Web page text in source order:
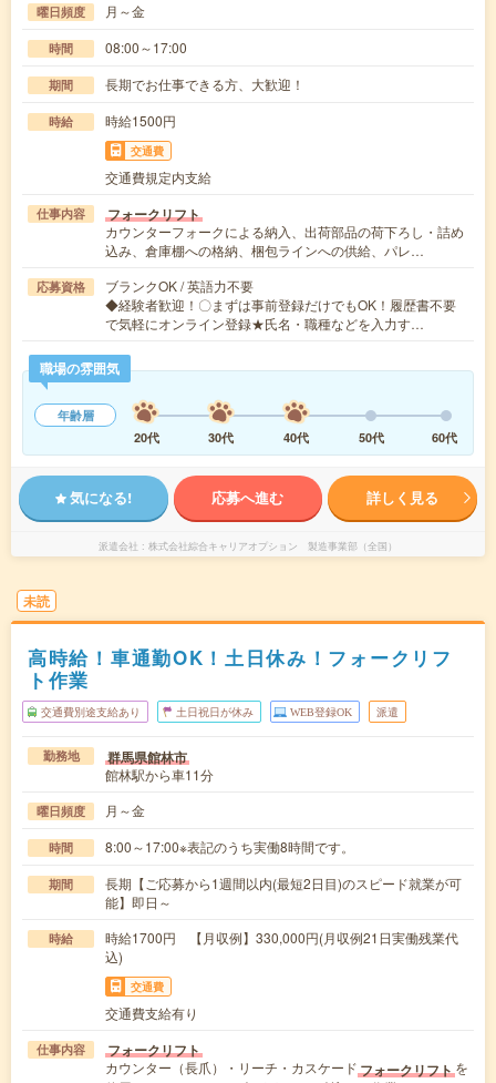
曜日頻度 月～金
時間 08:00～17:00
期間 長期でお仕事できる方、大歓迎！
時給 時給1500円
交通費
交通費規定内支給
仕事内容 フォークリフト
カウンターフォークによる納入、出荷部品の荷下ろし・詰め
込み、倉庫棚への格納、梱包ラインへの供給、パレ…
応募資格
ブランクOK / 英語力不要
◆経験者歓迎！〇まずは事前登録だけでもOK！履歴書不要
で気軽にオンライン登録★氏名・職種などを入力す…
職場の雰囲気
年齢層
20代
30代 40代 50代 60代
気になる! 応募へ進む 詳しく見る
派遣会社 株式会社綜合キャリアオプション 製造事業部（全国）
未読
高時給！車通勤OK！土日休み！フォークリフ
ト作業
交通費別途支給あり 土日祝日が休み WEB登録OK 派遣
勤務地 群馬県館林市
館林駅から車11分
曜日頻度 月～金
時間 8:00～17:00※表記のうち実働8時間です。
期間
長期【ご応募から1週間以内(最短2日目)のスピード就業が可
能】即日～
時給
時給1700円 【月収例】330,000円(月収例21日実働残業代
込)
交通費
交通費支給有り
仕事内容 フォークリフト
カウンター（長爪）・リーチ・カスケードフォークリフトを